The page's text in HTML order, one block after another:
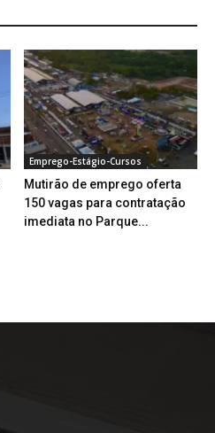
Emprego-Estágio-Cursos
Mutirão de emprego oferta
150 vagas para contratação
imediata no Parque...